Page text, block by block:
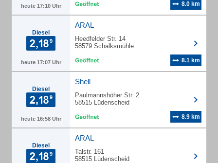
heute 17:10 Uhr 8.0 km
Diesel
heute 17:07 Uhr
ARAL
Heedfelder Str. 14
58579 Schalksmühle
8.1 km
Diesel
heute 16:58 Uhr
Shell
Paulmannshöher Str. 2
58515 Lüdenscheid
8.9 km
Diesel
ARAL
Talstr. 161
58515 Lüdenscheid